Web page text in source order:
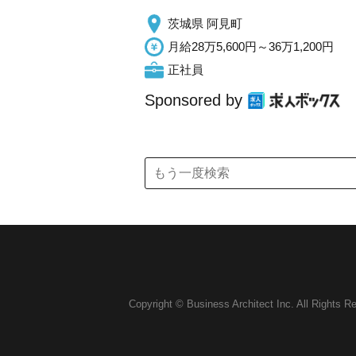
茨城県 阿見町
月給28万5,600円～36万1,200円
正社員
Sponsored by
Copyright © Business Architect Inc. All Rights